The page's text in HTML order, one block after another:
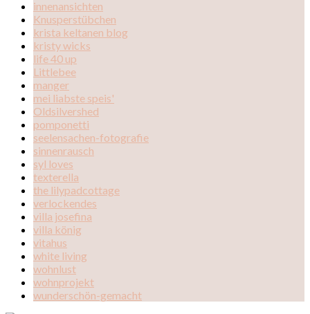
innenansichten
Knusperstübchen
krista keltanen blog
kristy wicks
life 40 up
Littlebee
manger
mei liabste speis'
Oldsilvershed
pomponetti
seelensachen-fotografie
sinnenrausch
syl loves
texterella
the lilypadcottage
verlockendes
villa josefina
villa könig
vitahus
white living
wohnlust
wohnprojekt
wunderschön-gemacht